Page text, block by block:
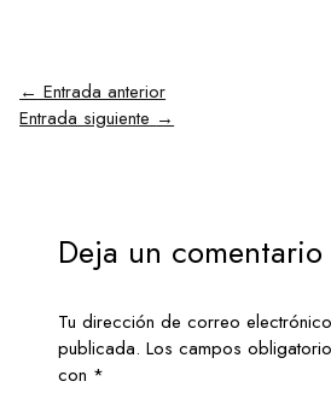
← Entrada anterior
Entrada siguiente →
Deja un comentario
Tu dirección de correo
publicada. Los campos
con *